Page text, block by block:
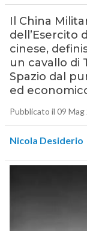
Il China
dell’Esercito
cinese,
un cavallo di
Spazio dal
ed
Pubblicato il 09 Mag
Nicola Desiderio